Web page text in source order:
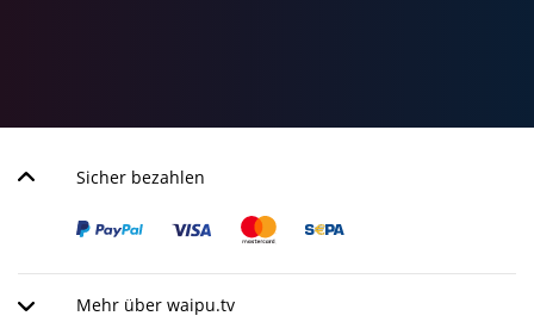
Sicher bezahlen
Mehr über waipu.tv